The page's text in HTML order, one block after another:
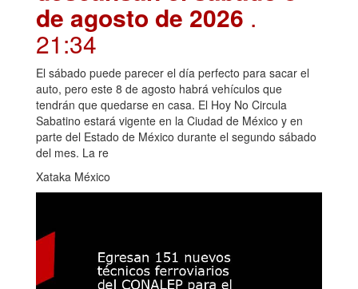
de agosto de 2026 .
21:34
El sábado puede parecer el día perfecto para sacar el
auto, pero este 8 de agosto habrá vehículos que
tendrán que quedarse en casa. El Hoy No Circula
Sabatino estará vigente en la Ciudad de México y en
parte del Estado de México durante el segundo sábado
del mes. La re
Xataka México